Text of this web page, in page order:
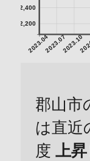
2023.042023.072023.10
2,200
2,400
郡山市
は直近
度 上昇